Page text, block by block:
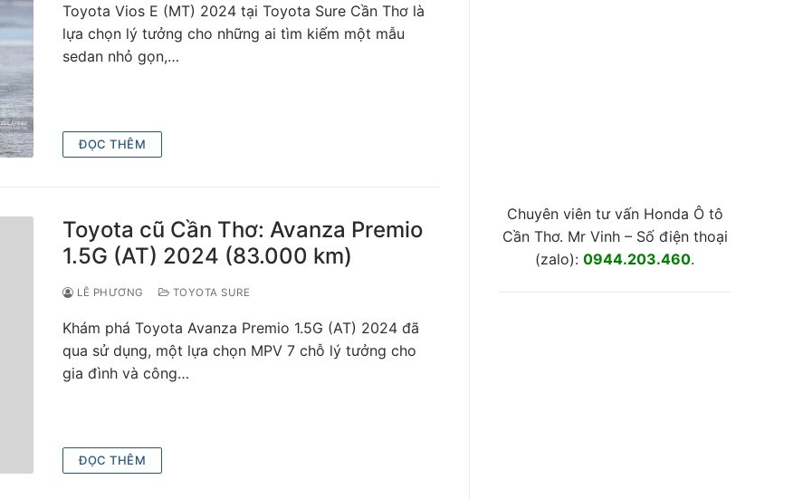
Toyota Vios E (MT) 2024 tại Toyota Sure Cần Thơ là
lựa chọn lý tưởng cho những ai tìm kiếm một mẫu
sedan nhỏ gọn,…
ĐỌC THÊM
Toyota cũ Cần Thơ: Avanza Premio
1.5G (AT) 2024 (83.000 km)
LÊ PHƯƠNG TOYOTA SURE
Khám phá Toyota Avanza Premio 1.5G (AT) 2024 đã
qua sử dụng, một lựa chọn MPV 7 chỗ lý tưởng cho
gia đình và công…
ĐỌC THÊM
Chuyên viên tư vấn Honda Ô tô
Cần Thơ. Mr Vinh – Số điện thoại
(zalo): 0944.203.460.